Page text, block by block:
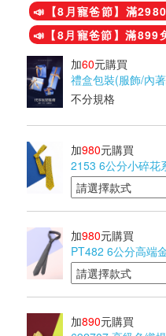
📣【8月寵爸節】滿
📣【8月寵爸節】滿899
加60元購買
禮盒包裝(服飾/內
不分規格
加980元購買
2153 6公分小碎花
加980元購買
PT482 6公分高端
加890元購買